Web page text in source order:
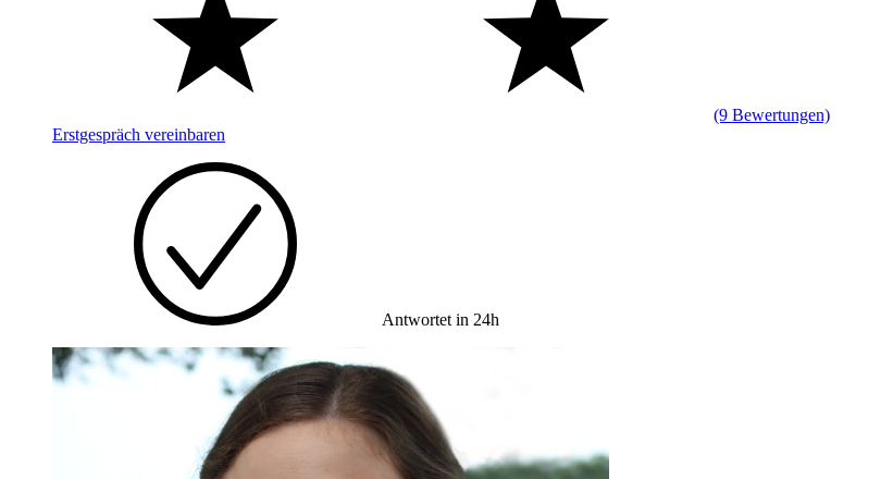
(9 Bewertungen)
Erstgespräch vereinbaren
Antwortet in 24h